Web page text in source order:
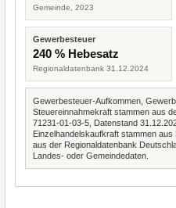
Gemeinde, 2023
Gewerbesteuer
240 % Hebesatz
Regionaldatenbank 31.12.2024
Gewerbesteuer-Aufkommen,
Steuereinnahmekraft stammen aus
71231-01-03-5, Datenstand
Einzelhandelskaufkraft stammen
aus der Regionaldatenbank
Landes- oder Gemeindedaten.